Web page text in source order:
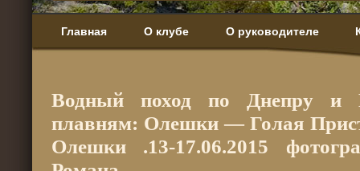
Главная О клубе О руководителе
Водный поход по Днепру и
плавням: Олешки — Голая
Олешки .13-17.06.2015